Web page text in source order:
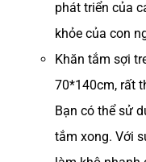
phát triển của
khỏe của con
Khăn tắm sợi
70*140cm, rất
Bạn có thể sử
tắm xong. Với